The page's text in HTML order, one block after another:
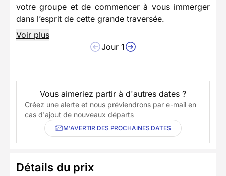
votre groupe et de commencer à vous immerger
dans l’esprit de cette grande traversée.
Voir plus
Jour 1
Vous aimeriez partir à d'autres dates ?
Créez une alerte et nous préviendrons par e-mail en
cas d'ajout de nouveaux départs
M'AVERTIR DES PROCHAINES DATES
Détails du prix